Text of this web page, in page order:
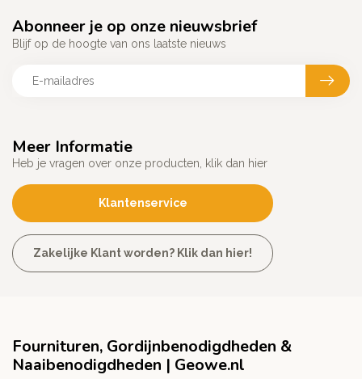
Meer Informatie
Heb je vragen over onze producten, klik dan hier
Klantenservice
Zakelijke Klant worden? Klik dan hier!
Abonneer je op onze nieuwsbrief
Blijf op de hoogte van ons laatste nieuws
Fournituren, Gordijnbenodigdheden &
Naaibenodigdheden | Geowe.nl